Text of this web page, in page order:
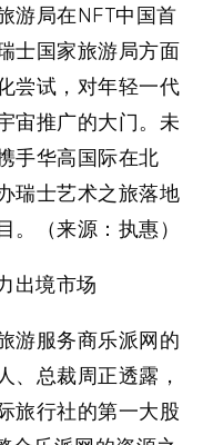
游局在NFT中国首
士国家旅游局方面
尝试，对年轻一代
宙推广的大门。未
手华高国际在北
瑞士艺术之旅落地
。（来源：执惠）
出境市场
游服务商乐派网的
、总裁周正透露，
旅行社的第一大股